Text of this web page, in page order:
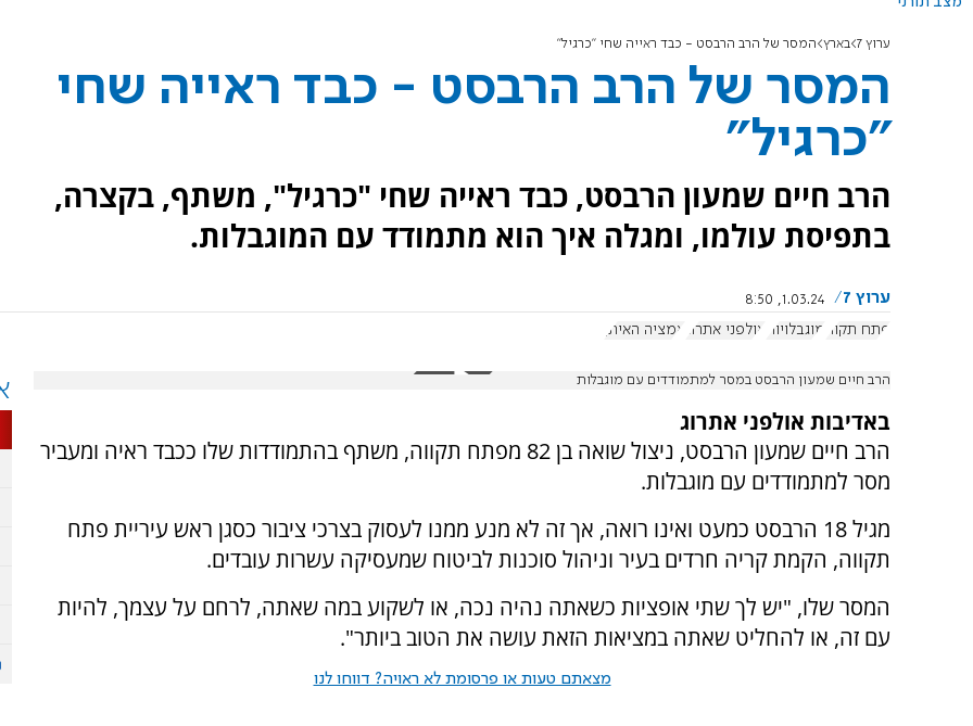
ערוץ 7 בארץ המסר של הרב הרבסט - כבד ראייה שחי "כרגיל"
המסר של הרב הרבסט - כבד ראייה שחי
"כרגיל"
הרב חיים שמעון הרבסט, כבד ראייה שחי "כרגיל", משתף, בקצרה,
בתפיסת עולמו, ומגלה איך הוא מתמודד עם המוגבלות.
ערוץ 7
1.03.24, 8:50
פתח תקוה
מוגבלויות אולפני אתרוג אמציה האיתן
הרב חיים שמעון הרבסט במסר למתמודדים עם מוגבלות
באדיבות אולפני אתרוג
הרב חיים שמעון הרבסט, ניצול שואה בן 82 מפתח תקווה, משתף בהתמודדות שלו ככבד ראיה ומעביר
מסר למתמודדים עם מוגבלות.
מגיל 18 הרבסט כמעט ואינו רואה, אך זה לא מנע ממנו לעסוק בצרכי ציבור כסגן ראש עיריית פתח
תקווה, הקמת קריה חרדים בעיר וניהול סוכנות לביטוח שמעסיקה עשרות עובדים.
המסר שלו, "יש לך שתי אופציות כשאתה נהיה נכה, או לשקוע במה שאתה, לרחם על עצמך, להיות
עם זה, או להחליט שאתה במציאות הזאת עושה את הטוב ביותר".
מצאתם טעות או פרסומת לא ראויה? דווחו לנו